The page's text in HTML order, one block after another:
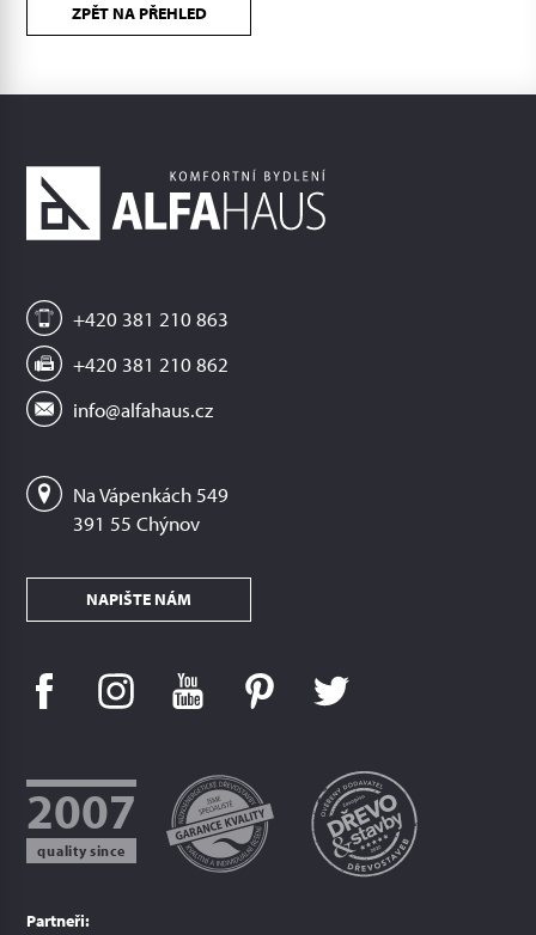
ZPĚT NA PŘEHLED
+420 381 210 863
+420 381 210 862
info@alfahaus.cz
Na Vápenkách 549
391 55 Chýnov
NAPIŠTE NÁM
2007
quality since
Partneři: